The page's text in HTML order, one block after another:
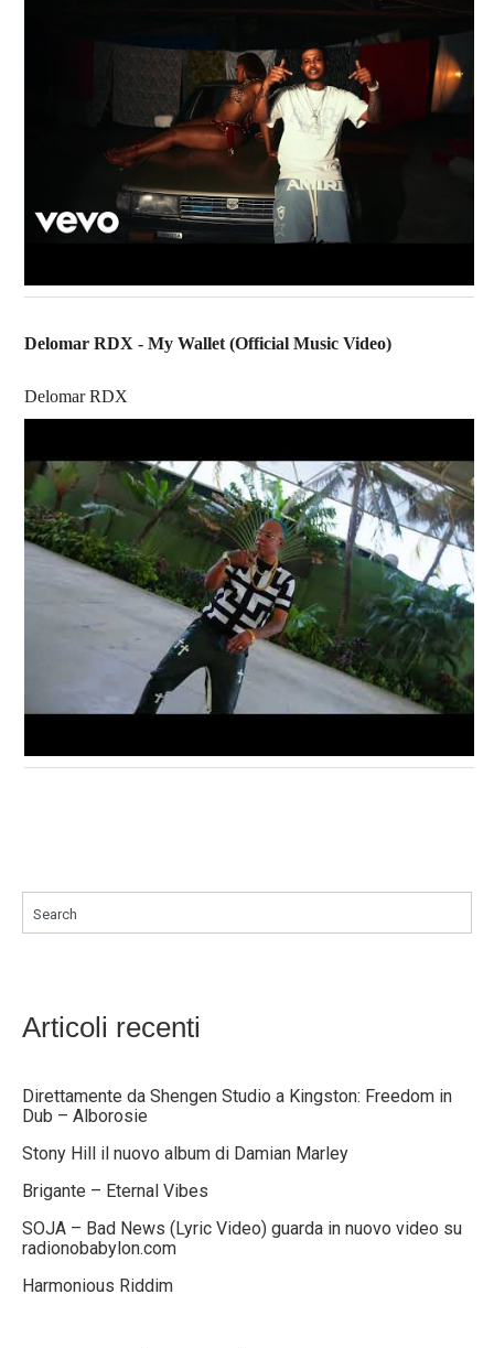
Delomar RDX - My Wallet (Official Music Video)
Delomar RDX
Search
Articoli recenti
Direttamente da Shengen Studio a Kingston: Freedom in
Dub – Alborosie
Stony Hill il nuovo album di Damian Marley
Brigante – Eternal Vibes
SOJA – Bad News (Lyric Video) guarda in nuovo video su
radionobabylon.com
Harmonious Riddim